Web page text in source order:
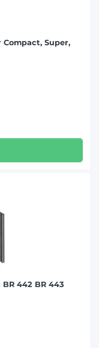
Compact, Super,
442 BR 443